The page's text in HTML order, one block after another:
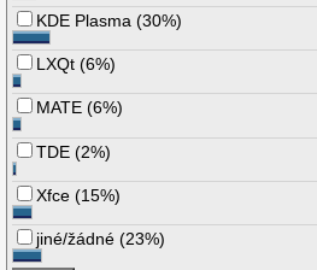
KDE Plasma (30%)
LXQt (6%)
MATE (6%)
TDE (2%)
Xfce (15%)
jiné/žádné (23%)